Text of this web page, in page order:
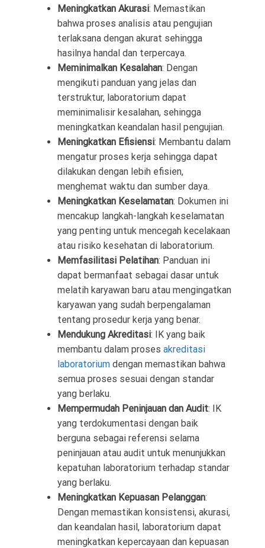
Meningkatkan Akurasi: Memastikan
bahwa proses analisis atau pengujian
terlaksana dengan akurat sehingga
hasilnya handal dan terpercaya.
Meminimalkan Kesalahan: Dengan
mengikuti panduan yang jelas dan
terstruktur, laboratorium dapat
meminimalisir kesalahan, sehingga
meningkatkan keandalan hasil pengujian.
Meningkatkan Efisiensi: Membantu dalam
mengatur proses kerja sehingga dapat
dilakukan dengan lebih efisien,
menghemat waktu dan sumber daya.
Meningkatkan Keselamatan: Dokumen ini
mencakup langkah-langkah keselamatan
yang penting untuk mencegah kecelakaan
atau risiko kesehatan di laboratorium.
Memfasilitasi Pelatihan: Panduan ini
dapat bermanfaat sebagai dasar untuk
melatih karyawan baru atau mengingatkan
karyawan yang sudah berpengalaman
tentang prosedur kerja yang benar.
Mendukung Akreditasi: IK yang baik
membantu dalam proses akreditasi
laboratoriumdengan memastikan bahwa
semua proses sesuai dengan standar
yang berlaku.
Mempermudah Peninjauan dan Audit: IK
yang terdokumentasi dengan baik
berguna sebagai referensi selama
peninjauan atau audit untuk menunjukkan
kepatuhan laboratorium terhadap standar
yang berlaku.
Meningkatkan Kepuasan Pelanggan:
Dengan memastikan konsistensi, akurasi,
dan keandalan hasil, laboratorium dapat
meningkatkan kepercayaan dan kepuasan